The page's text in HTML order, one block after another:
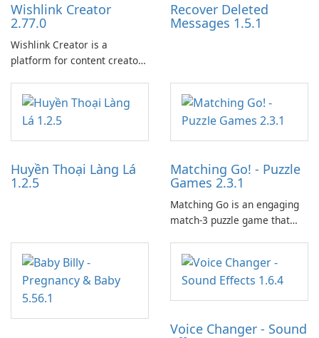
Wishlink Creator
2.77.0
Wishlink Creator is a
platform for content creators
work through built-in brand
partnerships and integrated
tools for content distribution
and audience engagement.
Recover Deleted
Messages 1.5.1
Huyền Thoại Làng Lá
1.2.5
Matching Go! - Puzzle
Games 2.3.1
Matching Go is an engaging
match-3 puzzle game that
and her charming corgi,
Ollie, on an adventurous
journey across diverse
landscapes.
Voice Changer - Sound